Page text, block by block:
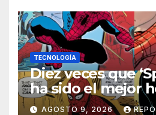
TECNOLOGÍA
Diez veces que
ha sido el mejor
del cómic
AGOSTO 9, 2026